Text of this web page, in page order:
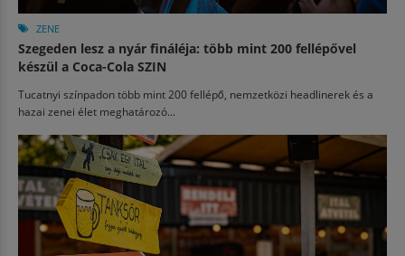
ZENE
Szegeden lesz a nyár fináléja: több mint 200 fellépővel
készül a Coca-Cola SZIN
Tucatnyi színpadon több mint 200 fellépő, nemzetközi headlinerek és a
hazai zenei élet meghatározó...